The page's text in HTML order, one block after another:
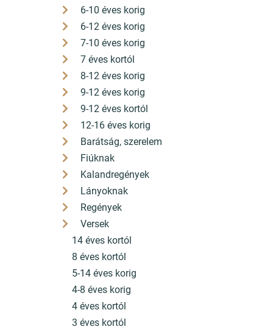
6-10 éves korig
6-12 éves korig
7-10 éves korig
7 éves kortól
8-12 éves korig
9-12 éves korig
9-12 éves kortól
12-16 éves korig
Barátság, szerelem
Fiúknak
Kalandregények
Lányoknak
Regények
Versek
14 éves kortól
8 éves kortól
5-14 éves korig
4-8 éves korig
4 éves kortól
3 éves kortól